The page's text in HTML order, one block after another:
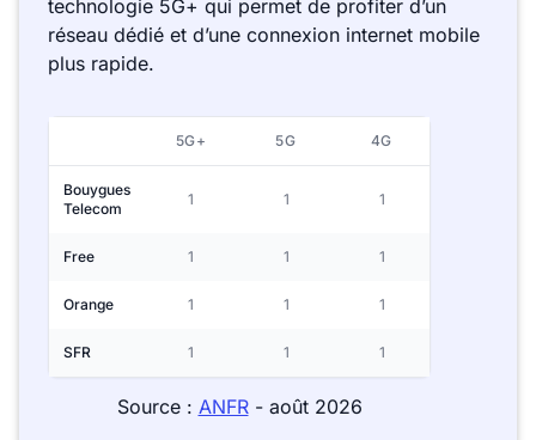
technologie 5G+ qui permet de profiter d’un
réseau dédié et d’une connexion internet mobile
plus rapide.
5G+ 5G 4G
Bouygues
Telecom
1 1 1
Free 1 1 1
Orange 1 1 1
SFR 1 1 1
Source : ANFR- août 2026